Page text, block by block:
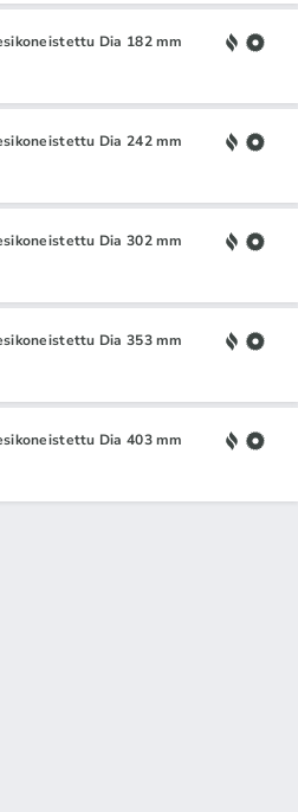
Dia 182 mm
Dia 242 mm
Dia 302 mm
Dia 353 mm
Dia 403 mm